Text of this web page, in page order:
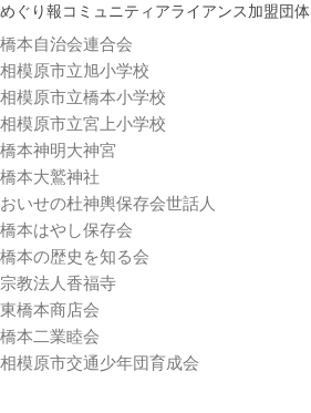
めぐり報コミュニティアライアンス加盟団体
橋本自治会連合会
相模原市立旭小学校
相模原市立橋本小学校
相模原市立宮上小学校
橋本神明大神宮
橋本大鷲神社
おいせの杜神輿保存会世話人
橋本はやし保存会
橋本の歴史を知る会
宗教法人香福寺
東橋本商店会
橋本二業睦会
相模原市交通少年団育成会